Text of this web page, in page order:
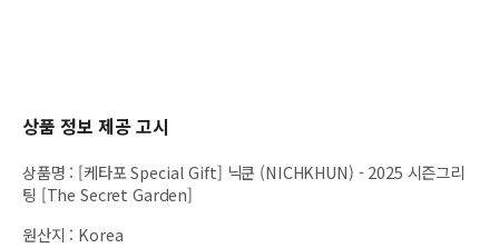
상품 정보 제공 고시
상품명 : [케타포 Special Gift] 닉쿤 (NICHKHUN) - 2025 시즌그리
팅 [The Secret Garden]
원산지 : Korea